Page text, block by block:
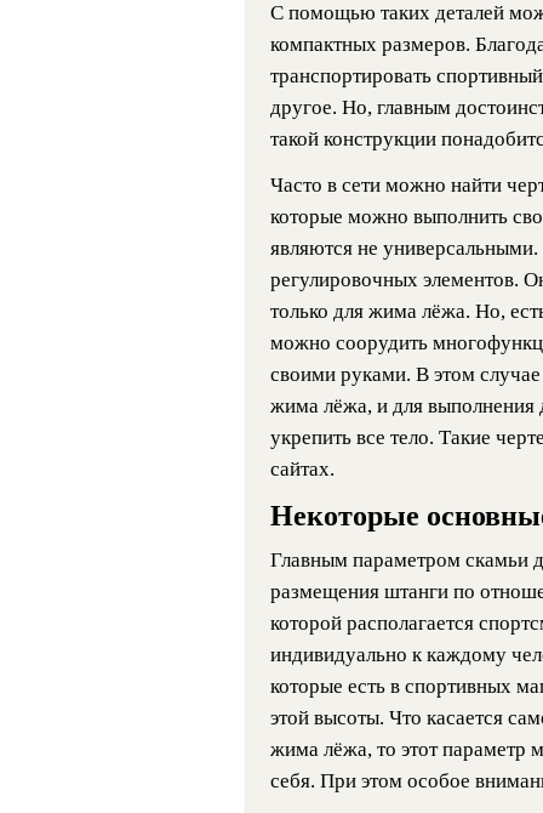
С помощью таких деталей
компактных размеров.
транспортировать
другое. Но, главным
такой конструкции
Часто в сети можно найти
которые можно выполнить
являются не
регулировочных элементов.
только для жима лёжа. Но,
можно соорудить
своими руками. В этом случае
жима лёжа, и для выполнения
укрепить все тело. Такие
сайтах.
Некоторые
Главным параметром скамьи
размещения штанги по
которой располагается
индивидуально к каждому
которые есть в спортивных
этой высоты. Что касается
жима лёжа, то этот параметр
себя. При этом особое